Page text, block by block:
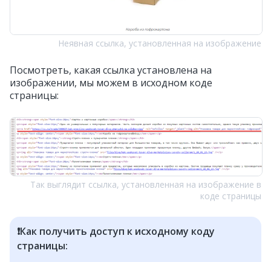
Неявная ссылка, установленная на изображение
Посмотреть, какая ссылка установлена на
изображении, мы можем в исходном коде
страницы:
Так выглядит ссылка, установленная на изображение в
коде страницы
❗️Как получить доступ к исходному коду
страницы: